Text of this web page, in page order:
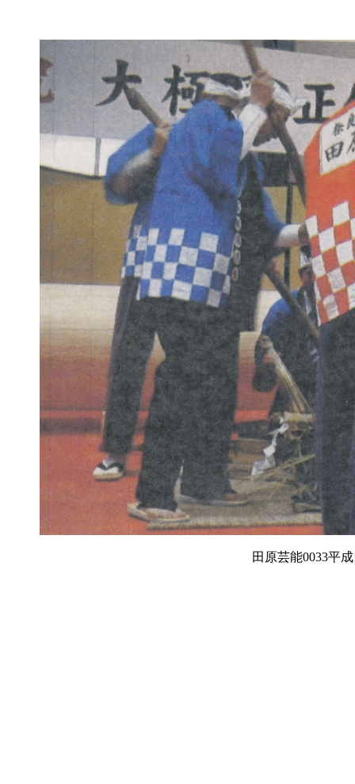
田原芸能0033平